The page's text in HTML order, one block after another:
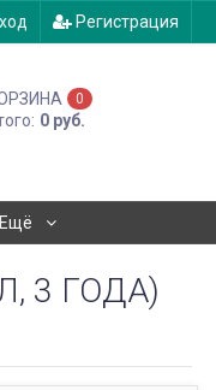
Регистрация
0
0 руб.
Ещё
3 ГОДА)